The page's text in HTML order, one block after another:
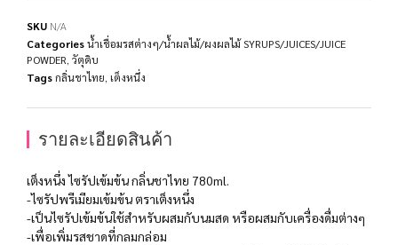
SKU N/A
Categoriesน้ำเชื่อมรสต่างๆ/น้ำผลไม้/ผงผลไม้ SYRUPS/JUICES/JUICE
POWDER วัตุดิบ
Tagsกลิ่นชาไทย เต็งหนึ่ง
รายละเอียดสินค้า
เต็งหนึ่ง ไซรัปเข้มข้น กลิ่นชาไทย 780ml.
-ไซรัปพรีเมียมเข้มข้น ตราเต็งหนึ่ง
-เป็นไซรัปเข้มข้นใช้สำหรับผสมกับนมสด หรือผสมกับเครื่องดื่มต่างๆ
-เพื่อเพิ่มรสชาดที่กลมกล่อม